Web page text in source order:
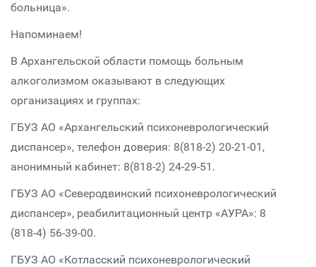
больница».
Напоминаем!
В Архангельской области помощь больным
алкоголизмом оказывают в следующих
организациях и группах:
ГБУЗ АО «Архангельский психоневрологический
диспансер», телефон доверия: 8(818-2) 20-21-01,
анонимный кабинет: 8(818-2) 24-29-51.
ГБУЗ АО «Северодвинский психоневрологический
диспансер», реабилитационный центр «АУРА»: 8
(818-4) 56-39-00.
ГБУЗ АО «Котласский психоневрологический